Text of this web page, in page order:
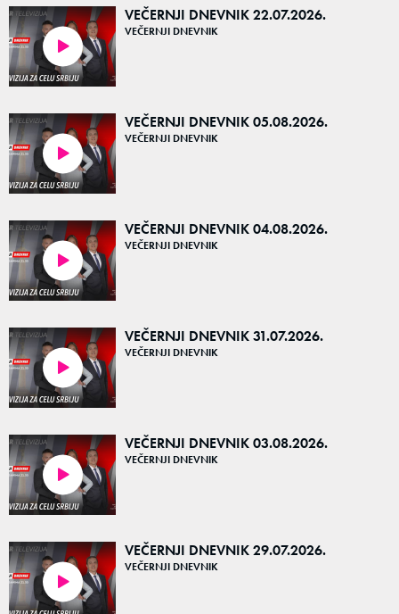
VEČERNJI DNEVNIK 22.07.2026.
VEČERNJI DNEVNIK
VEČERNJI DNEVNIK 05.08.2026.
VEČERNJI DNEVNIK
VEČERNJI DNEVNIK 04.08.2026.
VEČERNJI DNEVNIK
VEČERNJI DNEVNIK 31.07.2026.
VEČERNJI DNEVNIK
VEČERNJI DNEVNIK 03.08.2026.
VEČERNJI DNEVNIK
VEČERNJI DNEVNIK 29.07.2026.
VEČERNJI DNEVNIK